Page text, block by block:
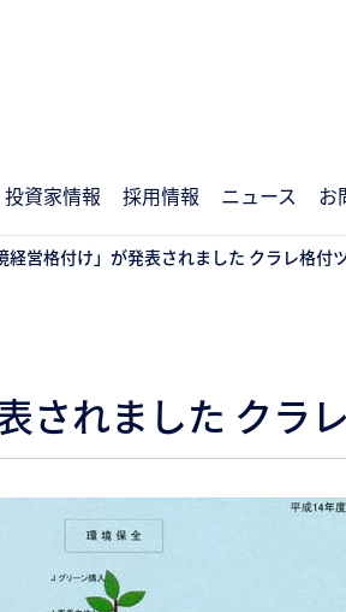
投資家情報 採用情報 ニュース お
経営格付け」が発表されました クラレ格付
されました クラ